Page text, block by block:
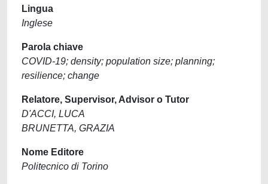
Lingua
Inglese
Parola chiave
COVID-19; density; population size; planning;
resilience; change
Relatore, Supervisor, Advisor o Tutor
D'ACCI, LUCA
BRUNETTA, GRAZIA
Nome Editore
Politecnico di Torino